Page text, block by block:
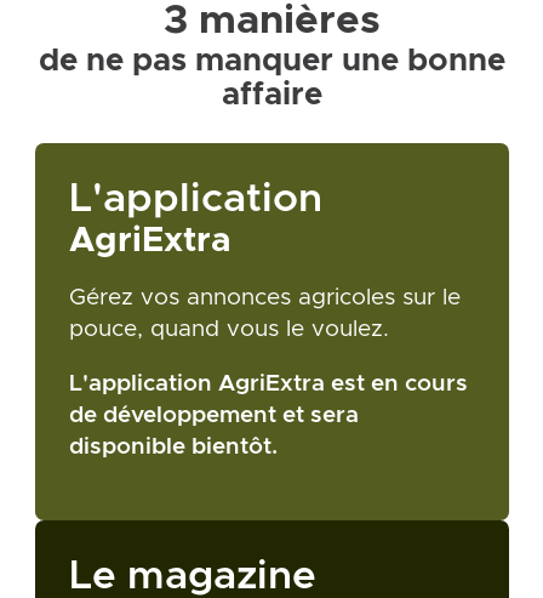
3 manières
de ne pas manquer une bonne
affaire
L'application
AgriExtra
Gérez vos annonces agricoles sur le
pouce, quand vous le voulez.
L'application AgriExtra est en cours
de développement et sera
disponible bientôt.
Le magazine